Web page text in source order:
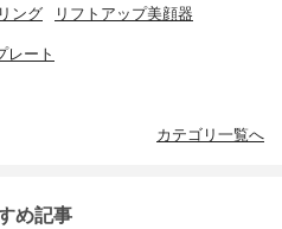
ング リフトアップ美顔器
レート
カテゴリ一覧へ
め記事